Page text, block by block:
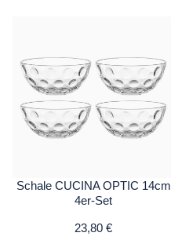
Schale CUCINA OPTIC 14cm
4er-Set
23,80 €